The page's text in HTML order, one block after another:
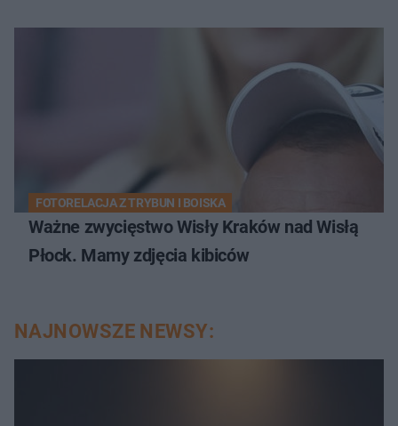
FOTORELACJA Z TRYBUN I BOISKA
Ważne zwycięstwo Wisły Kraków nad Wisłą
Płock. Mamy zdjęcia kibiców
NAJNOWSZE NEWSY: